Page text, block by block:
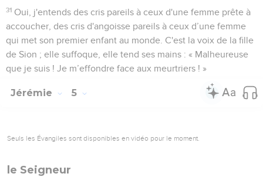
31 Oui, j'entends des cris pareils à ceux d'une femme prête à
accoucher, des cris d'angoisse pareils à ceux d’une femme
qui met son premier enfant au monde. C'est la voix de la fille
de Sion ; elle suffoque, elle tend ses mains : « Malheureuse
que je suis ! Je m’effondre face aux meurtriers ! »
Jérémie 5
Seuls les Évangiles sont disponibles en vidéo pour le moment.
le Seigneur